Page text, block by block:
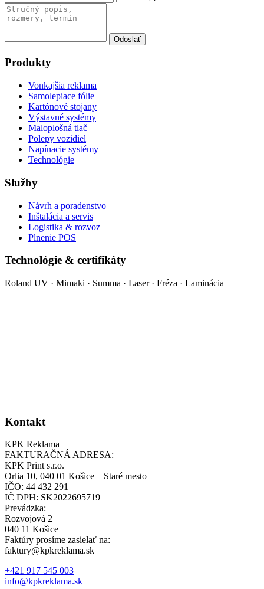
Odoslať
Produkty
Vonkajšia reklama
Samolepiace fólie
Kartónové stojany
Výstavné systémy
Maloplošná tlač
Polepy vozidiel
Napínacie systémy
Technológie
Služby
Návrh a poradenstvo
Inštalácia a servis
Logistika & rozvoz
Plnenie POS
Technológie & certifikáty
Roland UV · Mimaki · Summa · Laser · Fréza · Laminácia
Kontakt
KPK Reklama
FAKTURAČNÁ ADRESA:
KPK Print s.r.o.
Orlia 10, 040 01 Košice – Staré mesto
IČO: 44 432 291
IČ DPH: SK2022695719
Prevádzka:
Rozvojová 2
040 11 Košice
Faktúry prosíme zasielať na:
faktury@kpkreklama.sk
+421 917 545 003
info@kpkreklama.sk